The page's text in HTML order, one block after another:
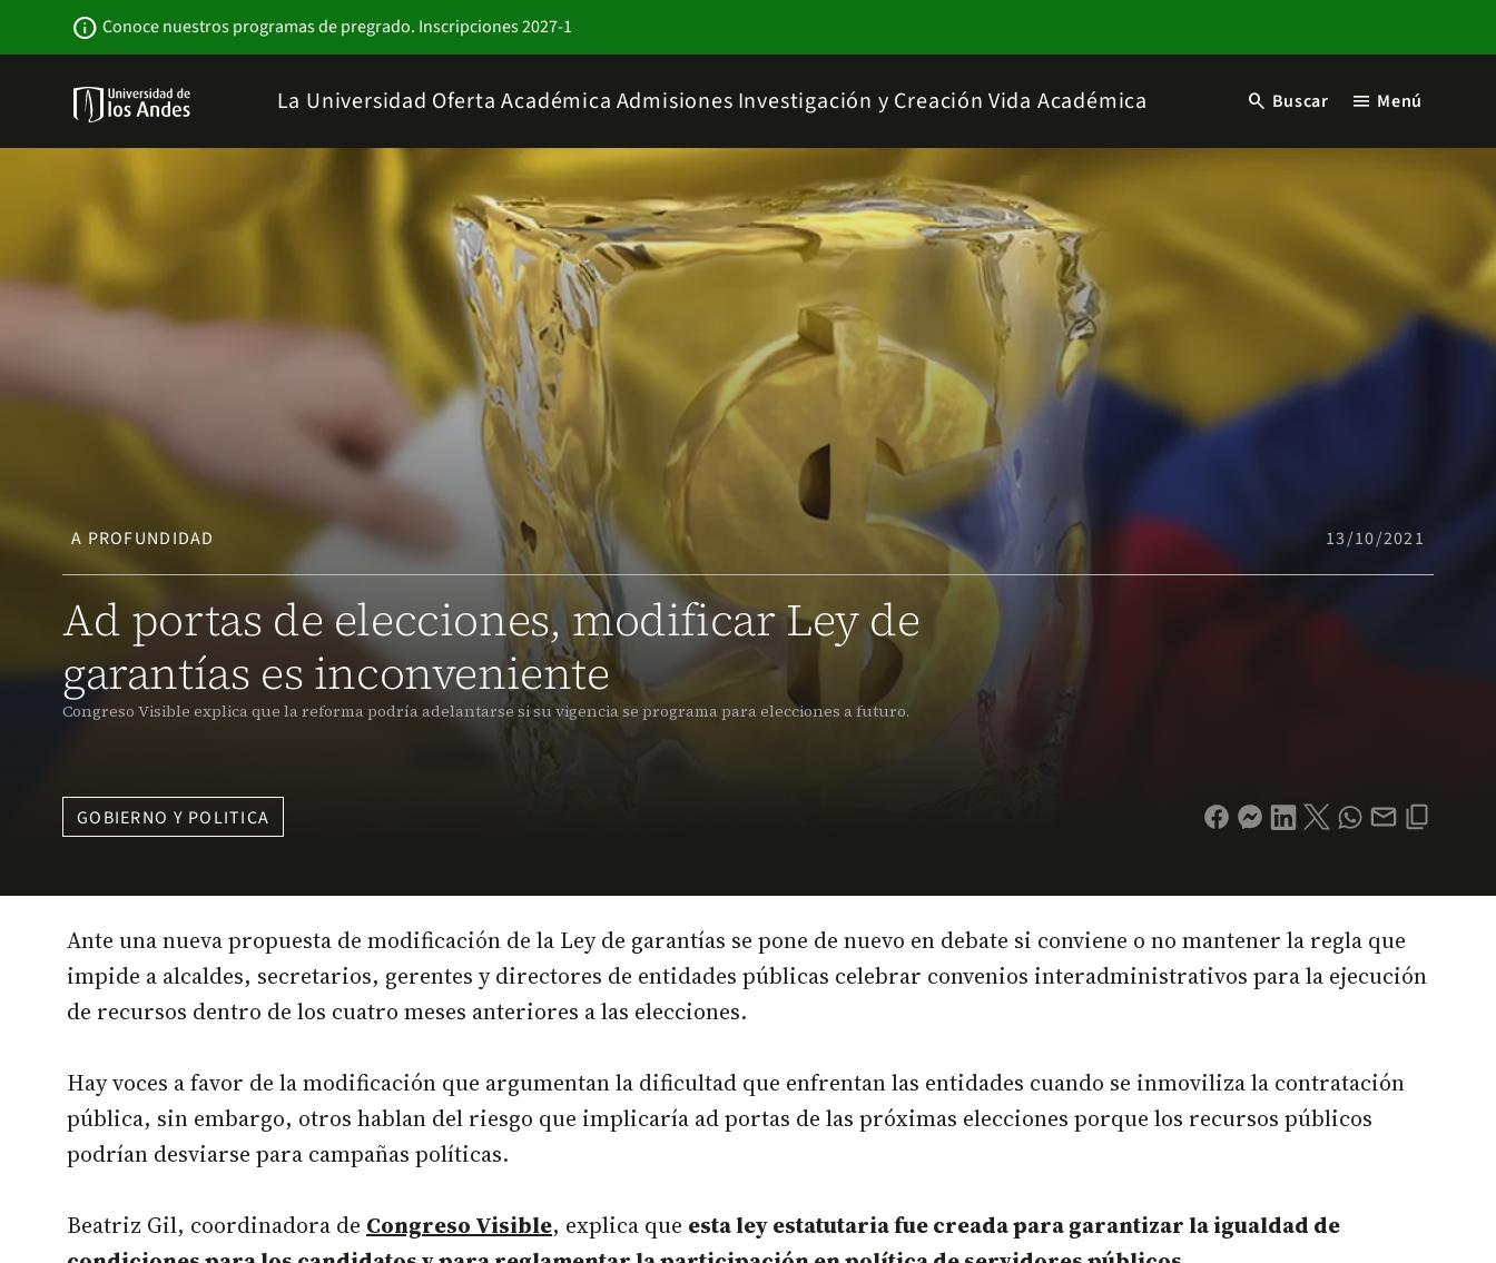
info Conoce nuestros programas de pregrado. Inscripciones 2027-1
La Universidad Oferta Académica Admisiones Investigación y Creación Vida Académica search Buscar menu Menú
A PROFUNDIDAD 13/10/2021
Ad portas de elecciones, modificar Ley de
garantías es inconveniente
Congreso Visible explica que la reforma podría adelantarse si su vigencia se programa para elecciones a futuro.
GOBIERNO Y POLITICA
Ante una nueva propuesta de modificación de la Ley de garantías se pone de nuevo en debate si conviene o no mantener la regla que
impide a alcaldes, secretarios, gerentes y directores de entidades públicas celebrar convenios interadministrativos para la ejecución
de recursos dentro de los cuatro meses anteriores a las elecciones.
Hay voces a favor de la modificación que argumentan la dificultad que enfrentan las entidades cuando se inmoviliza la contratación
pública, sin embargo, otros hablan del riesgo que implicaría ad portas de las próximas elecciones porque los recursos públicos
podrían desviarse para campañas políticas.
Beatriz Gil, coordinadora de Congreso Visible, explica que esta ley estatutaria fue creada para garantizar la igualdad de